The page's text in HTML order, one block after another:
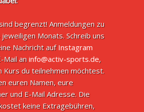
begrenzt! Anmeldungen zu
Monats. Schreib uns
Nachricht aufInstagram
Mail aninfo@activ-sports.de,
Kurs du teilnehmen möchtest.
euren Namen, eure
und E-Mail Adresse. Die
keine Extragebühren,